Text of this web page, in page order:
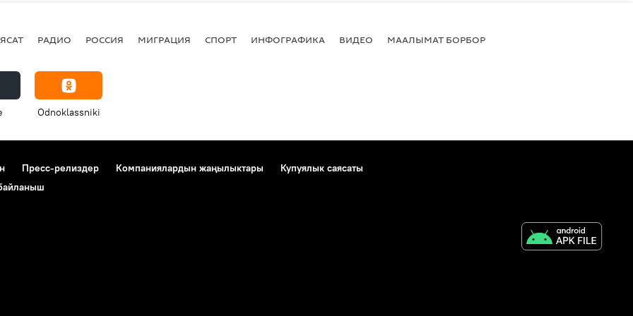
РАДИО РОССИЯ МИГРАЦИЯ СПОРТ ИНФОГРАФИКА ВИДЕО МААЛЫМАТ БОРБОР
Odnoklassniki
Пресс-релиздер Компаниялардын жаңылыктары
Купуялык саясаты